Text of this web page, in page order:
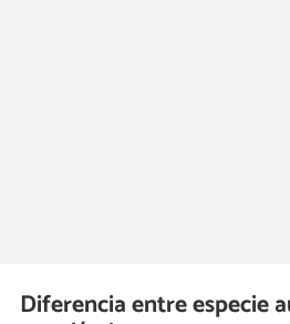
Diferencia entre especie